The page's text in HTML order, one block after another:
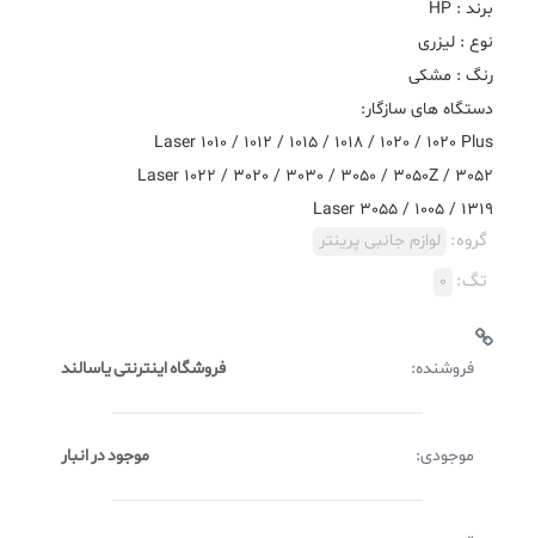
Laser 3055 / 1005 / 1319
گروه: لوازم جانبی پرینتر
تگ: 0
فروشنده: فروشگاه اینترنتی یاسالند
موجودی: موجود در انبار